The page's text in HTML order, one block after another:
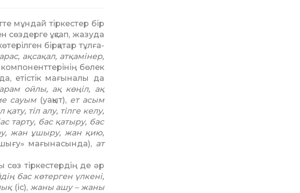
мұндай тіркестер бір
сөздерге ұқсап, жазуда
бірқатар тұлға­
ақсақал, атқамінер,
бөлек
етістік мағыналы да
ой­лы, ақ көңіл, ақ
сауым(уақыт), ет асым
қату, тіл алу, тілге келу,
тарту, бас қатыру, бас
жан ұшыру, жан қию,
мағынасында), ат
сөз тіркестердің де әр
бас көтерген үлкені,
(іс), жаны ашу – жаны